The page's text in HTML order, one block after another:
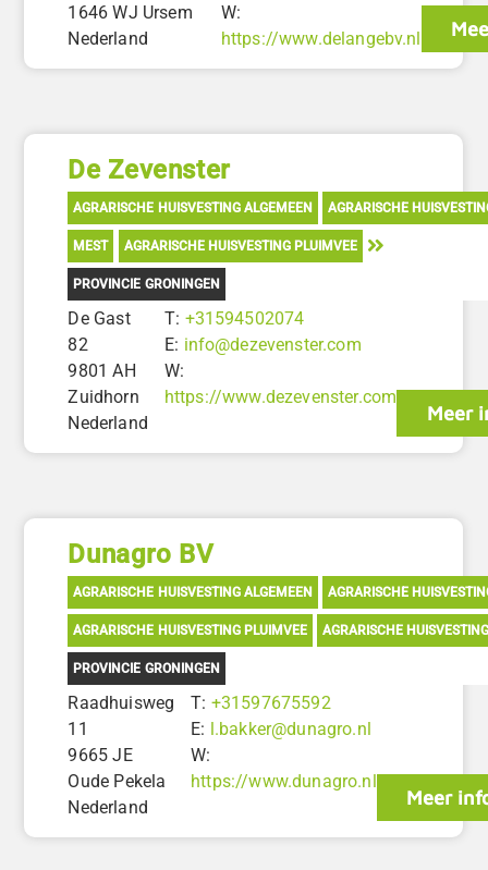
1646 WJ Ursem
Nederland
W:
https://www.delangebv.nl
De Zevenster
AGRARISCHE HUISVESTING ALGEMEEN AGRARISCHE
MEST AGRARISCHE HUISVESTING PLUIMVEE
PROVINCIE GRONINGEN
De Gast
82
9801 AH
Zuidhorn
Nederland
T: +31594502074
E: info@dezevenster.com
W:
https://www.dezevenster.com
Meer
Dunagro BV
AGRARISCHE HUISVESTING ALGEMEEN AGRARISCHE
AGRARISCHE HUISVESTING PLUIMVEE AGRARISCHE
PROVINCIE GRONINGEN
Raadhuisweg
11
9665 JE
Oude Pekela
Nederland
T: +31597675592
E: l.bakker@dunagro.nl
W:
https://www.dunagro.nl
Meer